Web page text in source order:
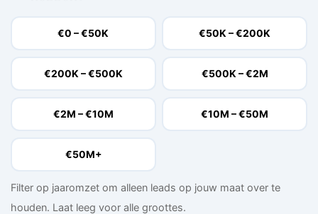
€0 – €50K €50K – €200K
€200K – €500K €500K – €2M
€2M – €10M €10M – €50M
€50M+
Filter op jaaromzet om alleen leads op jouw maat over te
houden. Laat leeg voor alle groottes.